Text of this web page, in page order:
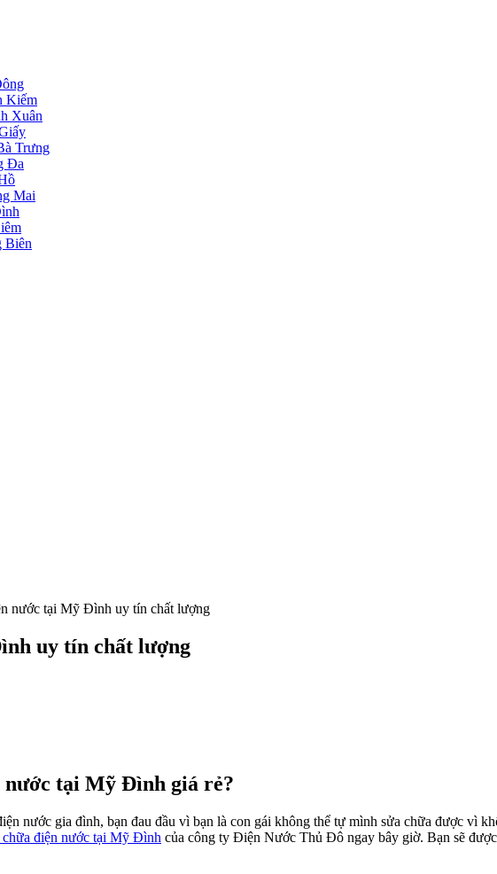
Kiếm
Xuân
Trưng
Đa
Mai
Biên
nước tại Mỹ Đình uy tín chất lượng
uy tín chất lượng
tại Mỹ Đình giá rẻ?
nước gia đình, bạn đau đầu vì bạn là con gái không thể tự mình sửa chữa được vì
chữa điện nước tại Mỹ Đình của công ty Điện Nước Thủ Đô ngay bây giờ. Bạn sẽ